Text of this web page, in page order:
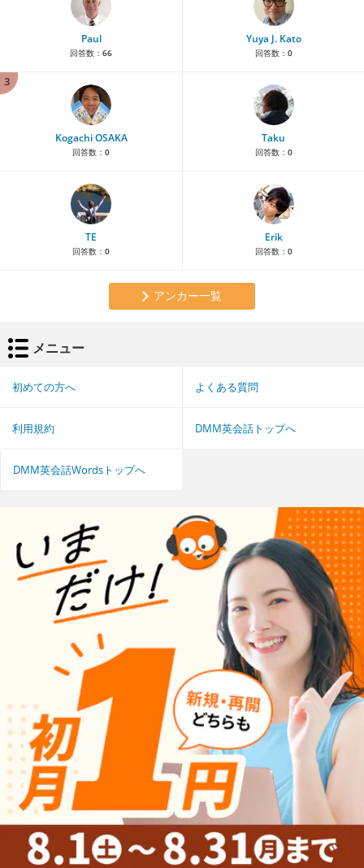
Paul
回答数： 66
Yuya J. Kato
回答数： 0
3
Kogachi OSAKA
回答数： 0
Taku
回答数： 0
TE
回答数： 0
Erik
回答数： 0
アンカー一覧
メニュー
初めての方へ よくある質問
利用規約 DMM英会話トップへ
DMM英会話Wordsトップへ